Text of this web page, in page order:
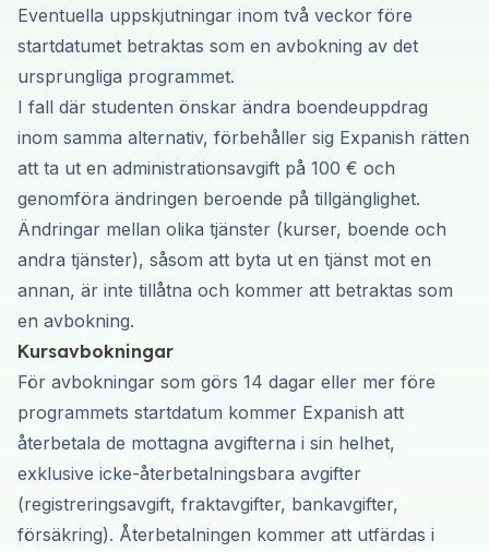
Eventuella uppskjutningar inom två veckor före
startdatumet betraktas som en avbokning av det
ursprungliga programmet.
I fall där studenten önskar ändra boendeuppdrag
inom samma alternativ, förbehåller sig Expanish rätten
att ta ut en administrationsavgift på 100 € och
genomföra ändringen beroende på tillgänglighet.
Ändringar mellan olika tjänster (kurser, boende och
andra tjänster), såsom att byta ut en tjänst mot en
annan, är inte tillåtna och kommer att betraktas som
en avbokning.
Kursavbokningar
För avbokningar som görs 14 dagar eller mer före
programmets startdatum kommer Expanish att
återbetala de mottagna avgifterna i sin helhet,
exklusive icke-återbetalningsbara avgifter
(registreringsavgift, fraktavgifter, bankavgifter,
försäkring). Återbetalningen kommer att utfärdas i